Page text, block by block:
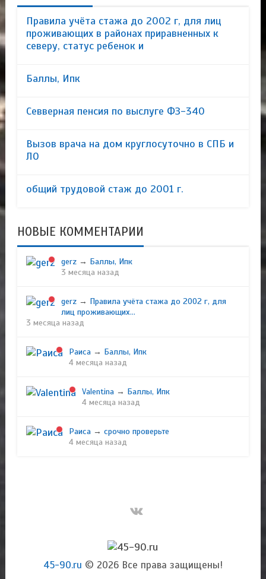
Правила учёта стажа до 2002 г, для лиц
проживающих в районах приравненных к
северу, статус ребенок и
Баллы, Ипк
Севверная пенсия по выслуге ФЗ-340
Вызов врача на дом круглосуточно в СПБ и
ЛО
общий трудовой стаж до 2001 г.
НОВЫЕ КОММЕНТАРИИ
gerz→ Баллы, Ипк
3 месяца назад
gerz→ Правила учёта стажа до 2002 г, для
лиц проживающих...
3 месяца назад
Раиса→ Баллы, Ипк
4 месяца назад
Valentina→ Баллы, Ипк
4 месяца назад
Раиса→ срочно проверьте
4 месяца назад
45-90.ru © 2026 Все права защищены!